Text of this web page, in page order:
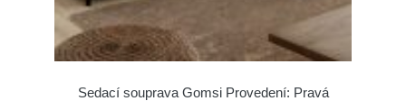
Sedací souprava Gomsi Provedení: Pravá